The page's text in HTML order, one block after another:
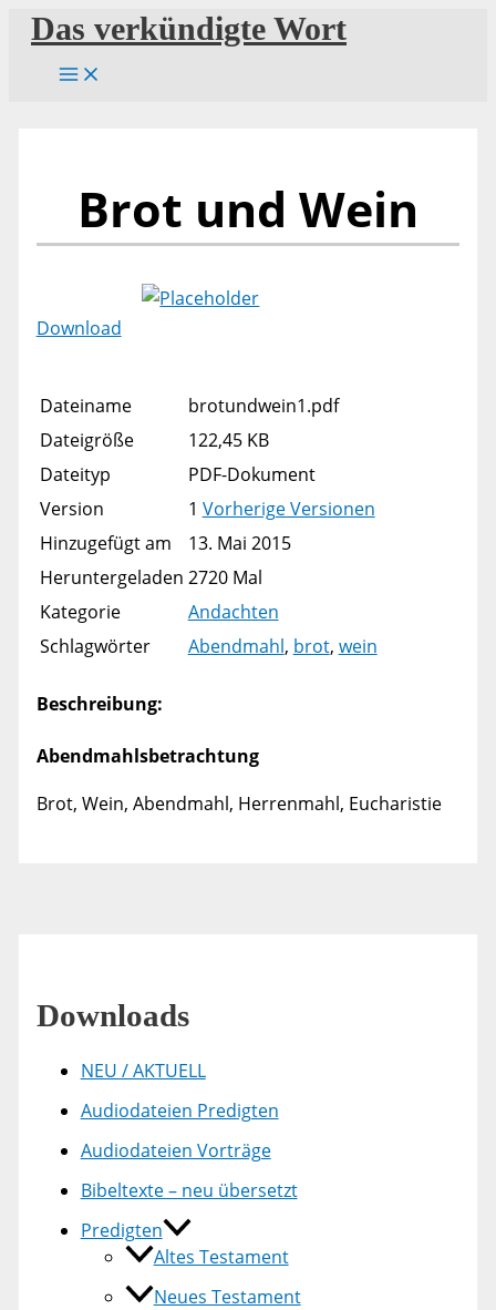
Zum
Inhalt
springen
Das verkündigte Wort
Brot und Wein
Download
Dateiname
brotundwein1.pdf
Dateigröße
122,45 KB
Dateityp
PDF-Dokument
Version
1 Vorherige Versionen
Hinzugefügt am
13. Mai 2015
Heruntergeladen 2720 Mal
Kategorie
Andachten
Schlagwörter
Abendmahl, brot, wein
Beschreibung:
Abendmahlsbetrachtung
Brot, Wein, Abendmahl, Herrenmahl, Eucharistie
Downloads
NEU / AKTUELL
Audiodateien Predigten
Audiodateien Vorträge
Bibeltexte – neu übersetzt
Predigten
Altes Testament
Neues Testament